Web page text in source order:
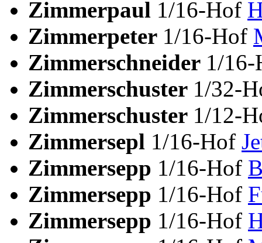
Zimmerpaul 1/16-Hof
Zimmerpeter 1/16-Hof
Zimmerschneider 1/
Zimmerschuster 1/32-
Zimmerschuster 1/12-
Zimmersepl 1/16-Hof
Zimmersepp 1/16-Hof
Zimmersepp 1/16-Hof
Zimmersepp 1/16-Hof